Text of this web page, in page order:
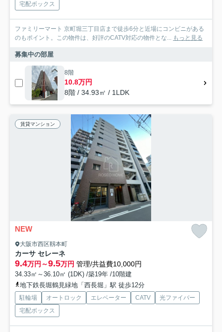
宅配ボックス
ファミリーマート 京町堀三丁目店まで徒歩6分と近場にコンビニがある
のもポイント。この物件は、好評のCATV対応の物件とな... もっと見る
募集中の部屋
8階
10.8万円
8階 / 34.93㎡ / 1LDK
賃貸マンション
NEW
大阪市西区靱本町
カーサ セレーネ
9.4万円～9.5万円 管理/共益費10,000円
34.33㎡～36.10㎡ (1DK) /築19年 /10階建
地下鉄長堀鶴見緑地「西長堀」駅 徒歩12分
駐輪場 オートロック エレベーター CATV
光ファイバー
宅配ボックス